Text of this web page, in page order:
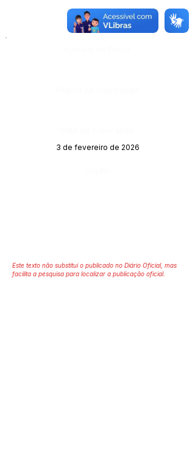
3 de fevereiro de 2026
Este texto não substitui o publicado no Diário Oficial, mas
facilita a pesquisa para localizar a publicação oficial.